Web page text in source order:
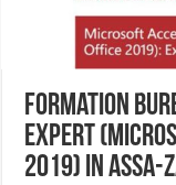
Formation
Expert
2019) In